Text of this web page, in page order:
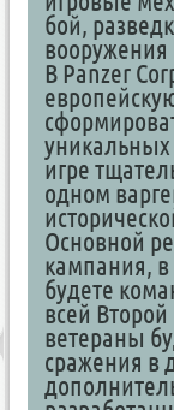
бой,
вооружения
В Panzer
игре
одном
Основной
кампания, в
будете
всей
ветераны
сражения в